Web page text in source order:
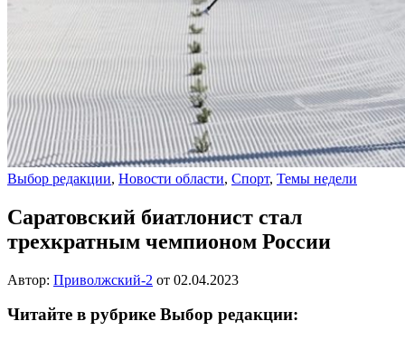
Выбор редакции, Новости области, Спорт, Темы недели
Саратовский биатлонист стал
трехкратным чемпионом России
Автор: Приволжский-2 от 02.04.2023
Читайте в рубрике Выбор редакции: